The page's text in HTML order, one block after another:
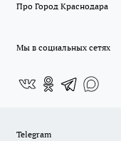
Про Город Краснодара
Мы в социальных сетях
Telegram